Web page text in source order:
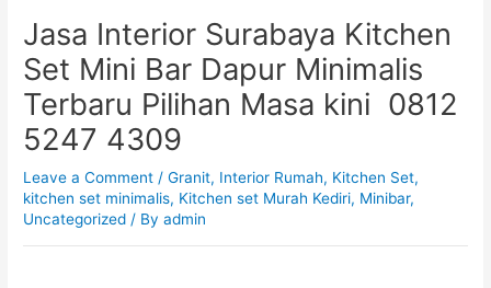
Jasa Interior Surabaya Kitchen
Set Mini Bar Dapur Minimalis
Terbaru Pilihan Masa kini 0812
5247 4309
Leave a Comment /Granit, Interior Rumah, Kitchen Set,
kitchen set minimalis, Kitchen set Murah Kediri, Minibar,
Uncategorized / Byadmin